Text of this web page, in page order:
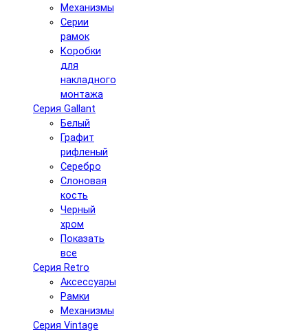
Механизмы
Серии
рамок
Коробки
для
накладного
монтажа
Серия Gallant
Белый
Графит
рифленый
Серебро
Слоновая
кость
Черный
хром
Показать
все
Серия Retro
Аксессуары
Рамки
Механизмы
Серия Vintage